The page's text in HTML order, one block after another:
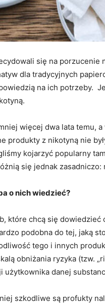
się na porzucenie
dla tradycyjnych
na ich potrzeby.
więcej dwa lata temu, a
produkty z nikotyną nie
kojarzyć popularny
się jednak
o nich wiedzieć?
które chcą się
podobna do tej, jaką
tego i innych
obniżania ryzyka (tzw.
użytkownika danej
szkodliwe są profukty